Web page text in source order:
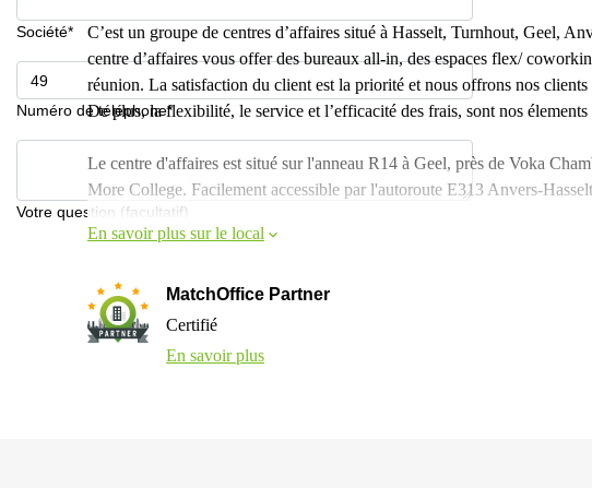
Société*
Numéro de téléphone*
Votre question (facultatif)
C’est un groupe de centres d’affaires situé à Hasselt, Turnhout, Geel,
centre d’affaires vous offer des bureaux all-in, des espaces flex/
réunion. La satisfaction du client est la priorité et nous offrons nos
De plus, la flexibilité, le service et l’efficacité des frais, sont nos élements
Le centre d'affaires est situé sur l'anneau R14 à Geel, près de Voka
More College. Facilement accessible par l'autoroute E313 Anvers-
En savoir plus sur le local
MatchOffice Partner
Certifié
En savoir plus